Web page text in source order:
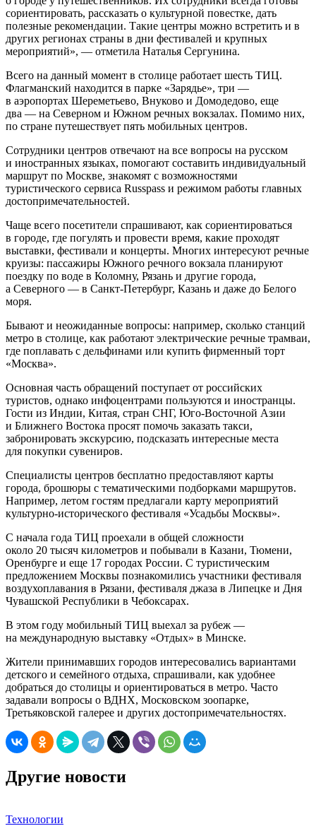
сориентировать, рассказать о культурной повестке, дать
полезные рекомендации. Такие центры можно встретить и в
других регионах страны в дни фестивалей и крупных
мероприятий», — отметила Наталья Сергунина.
Всего на данный момент в столице работает шесть ТИЦ.
Флагманский находится в парке «Зарядье», три —
в аэропортах Шереметьево, Внуково и Домодедово, еще
два — на Северном и Южном речных вокзалах. Помимо них,
по стране путешествует пять мобильных центров.
Сотрудники центров отвечают на все вопросы на русском
и иностранных языках, помогают составить индивидуальный
маршрут по Москве, знакомят с возможностями
туристического сервиса Russpass и режимом работы главных
достопримечательностей.
Чаще всего посетители спрашивают, как сориентироваться
в городе, где погулять и провести время, какие проходят
выставки, фестивали и концерты. Многих интересуют речные
круизы: пассажиры Южного речного вокзала планируют
поездку по воде в Коломну, Рязань и другие города,
а Северного — в Санкт-Петербург, Казань и даже до Белого
моря.
Бывают и неожиданные вопросы: например, сколько станций
метро в столице, как работают электрические речные трамваи,
где поплавать с дельфинами или купить фирменный торт
«Москва».
Основная часть обращений поступает от российских
туристов, однако инфоцентрами пользуются и иностранцы.
Гости из Индии, Китая, стран СНГ, Юго-Восточной Азии
и Ближнего Востока просят помочь заказать такси,
забронировать экскурсию, подсказать интересные места
для покупки сувениров.
Специалисты центров бесплатно предоставляют карты
города, брошюры с тематическими подборками маршрутов.
Например, летом гостям предлагали карту мероприятий
культурно-исторического фестиваля «Усадьбы Москвы».
С начала года ТИЦ проехали в общей сложности
около 20 тысяч километров и побывали в Казани, Тюмени,
Оренбурге и еще 17 городах России. С туристическим
предложением Москвы познакомились участники фестиваля
воздухоплавания в Рязани, фестиваля джаза в Липецке и Дня
Чувашской Республики в Чебоксарах.
В этом году мобильный ТИЦ выехал за рубеж —
на международную выставку «Отдых» в Минске.
Жители принимавших городов интересовались вариантами
детского и семейного отдыха, спрашивали, как удобнее
добраться до столицы и ориентироваться в метро. Часто
задавали вопросы о ВДНХ, Московском зоопарке,
Третьяковской галерее и других достопримечательностях.
Другие новости
Технологии